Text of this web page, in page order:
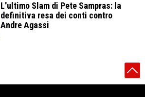
L'ultimo Slam di Pete Sampras: la
definitiva resa dei conti contro
Andre Agassi